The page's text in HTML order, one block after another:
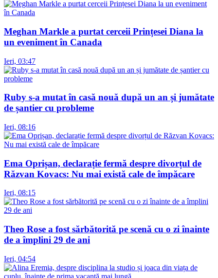
Meghan Markle a purtat cerceii Prințesei Diana la
un eveniment în Canada
Ieri, 03:47
Ruby s-a mutat în casă nouă după un an și jumătate
de șantier cu probleme
Ieri, 08:16
Ema Oprișan, declarație fermă despre divorțul de
Răzvan Kovacs: Nu mai există cale de împăcare
Ieri, 08:15
Theo Rose a fost sărbătorită pe scenă cu o zi înainte
de a împlini 29 de ani
Ieri, 04:54